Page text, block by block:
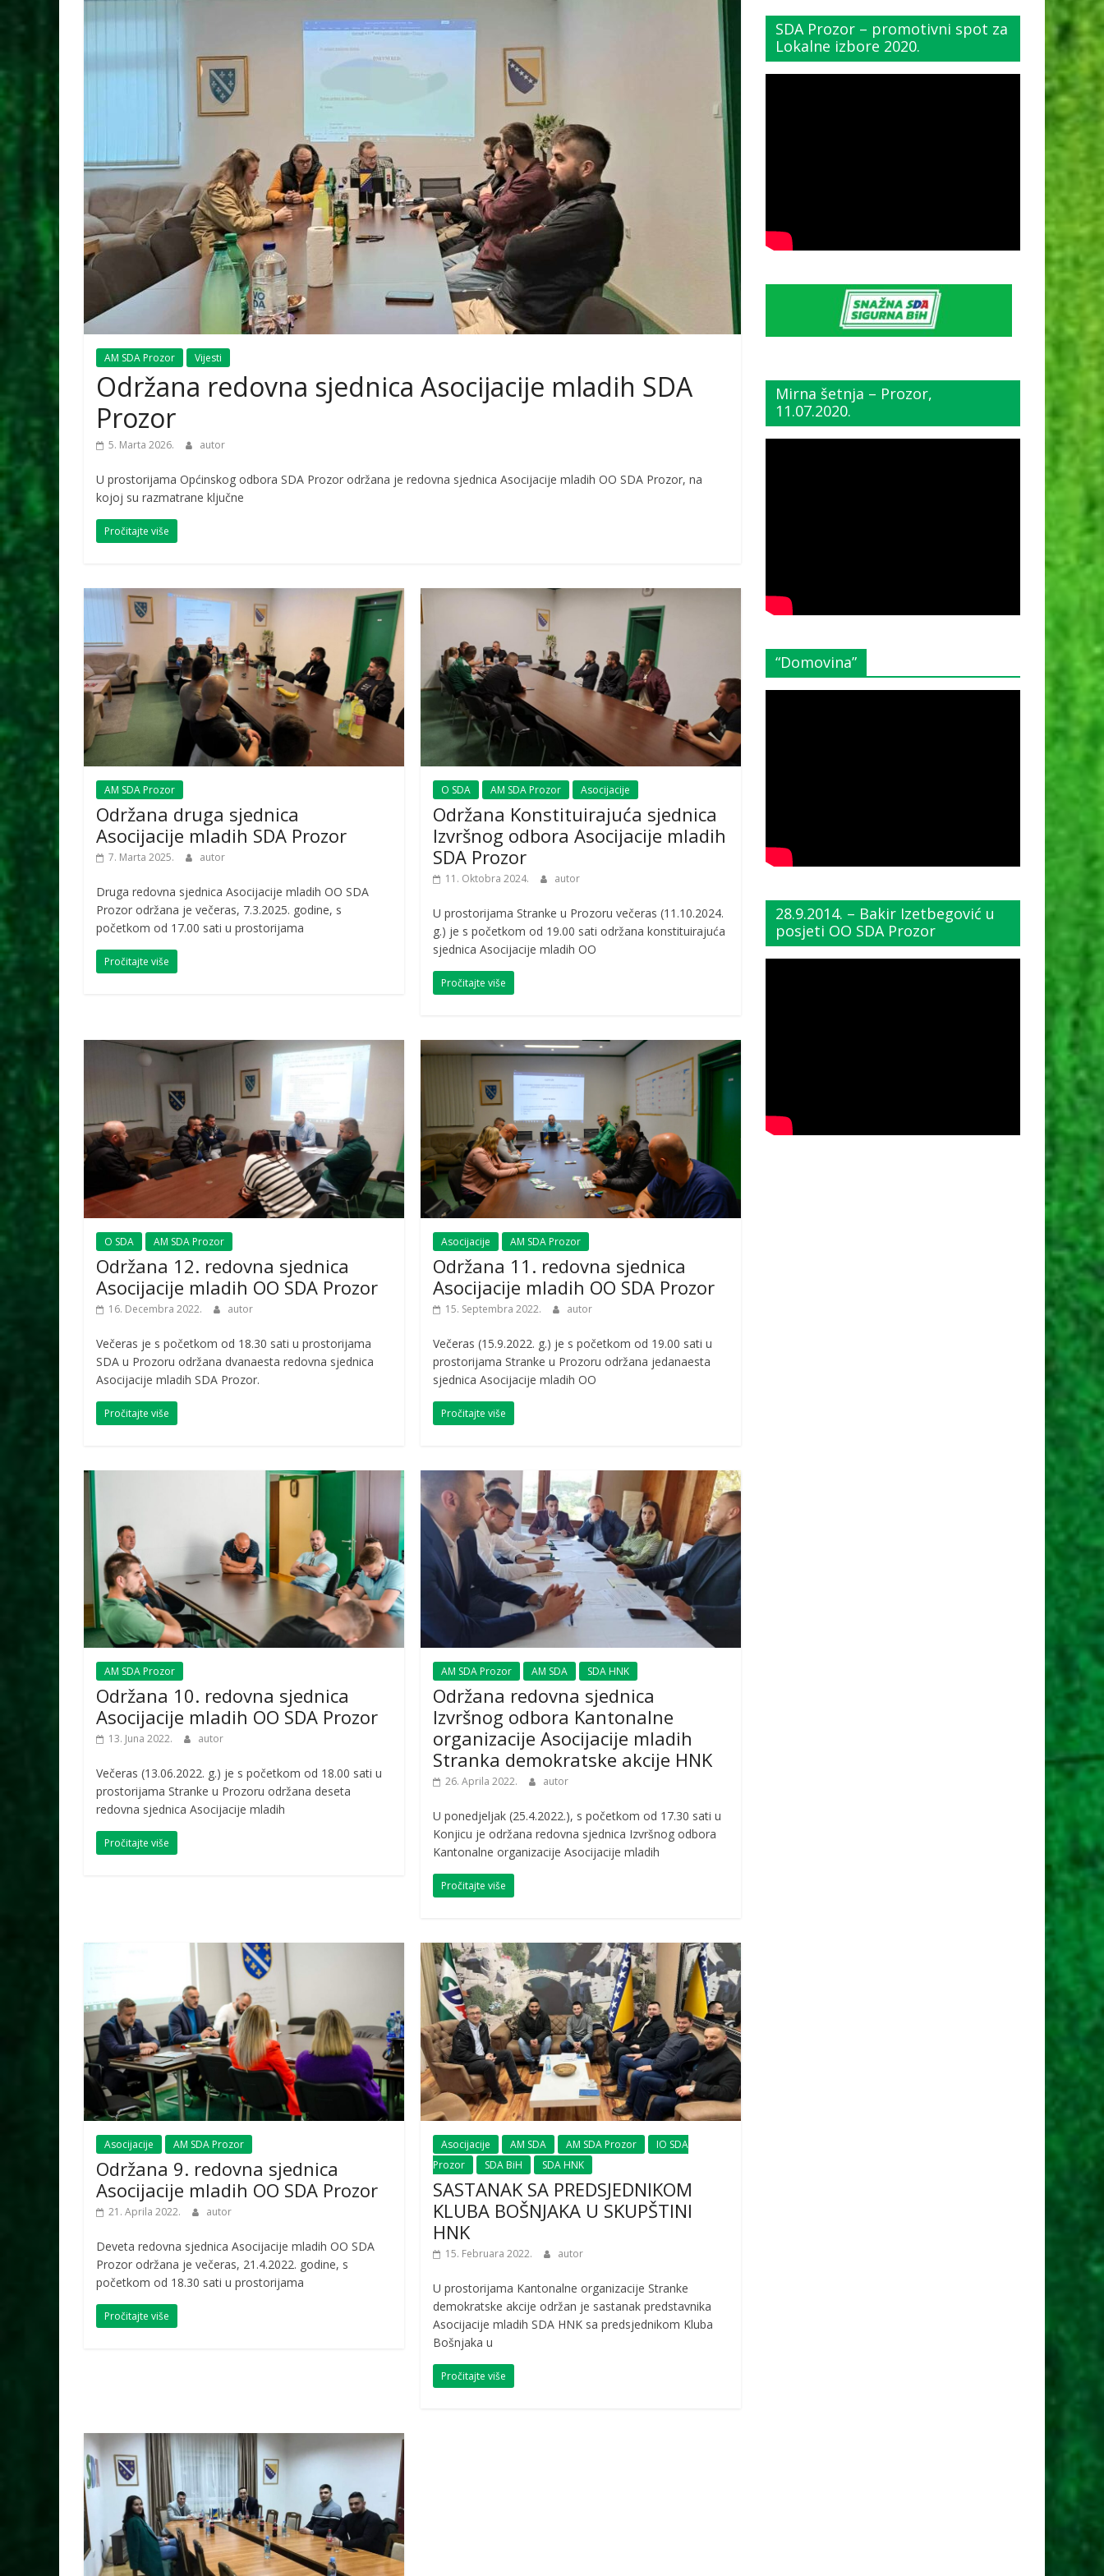
AM SDA Prozor Vijesti
Održana redovna sjednica Asocijacije mladih SDA
Prozor
5. Marta 2026. autor
U prostorijama Općinskog odbora SDA Prozor održana je redovna sjednica Asocijacije mladih OO SDA Prozor, na
kojoj su razmatrane ključne
Pročitajte više
AM SDA Prozor
Održana druga sjednica
Asocijacije mladih SDA Prozor
7. Marta 2025. autor
Druga redovna sjednica Asocijacije mladih OO SDA
Prozor održana je večeras, 7.3.2025. godine, s
početkom od 17.00 sati u prostorijama
Pročitajte više
O SDA AM SDA Prozor Asocijacije
Održana Konstituirajuća sjednica
Izvršnog odbora Asocijacije mladih
SDA Prozor
11. Oktobra 2024. autor
U prostorijama Stranke u Prozoru večeras (11.10.2024.
g.) je s početkom od 19.00 sati održana konstituirajuća
sjednica Asocijacije mladih OO
Pročitajte više
O SDA AM SDA Prozor
Održana 12. redovna sjednica
Asocijacije mladih OO SDA Prozor
16. Decembra 2022. autor
Večeras je s početkom od 18.30 sati u prostorijama
SDA u Prozoru održana dvanaesta redovna sjednica
Asocijacije mladih SDA Prozor.
Pročitajte više
Asocijacije AM SDA Prozor
Održana 11. redovna sjednica
Asocijacije mladih OO SDA Prozor
15. Septembra 2022. autor
Večeras (15.9.2022. g.) je s početkom od 19.00 sati u
prostorijama Stranke u Prozoru održana jedanaesta
sjednica Asocijacije mladih OO
Pročitajte više
AM SDA Prozor
Održana 10. redovna sjednica
Asocijacije mladih OO SDA Prozor
13. Juna 2022. autor
Večeras (13.06.2022. g.) je s početkom od 18.00 sati u
prostorijama Stranke u Prozoru održana deseta
redovna sjednica Asocijacije mladih
Pročitajte više
AM SDA Prozor AM SDA SDA HNK
Održana redovna sjednica
Izvršnog odbora Kantonalne
organizacije Asocijacije mladih
Stranka demokratske akcije HNK
26. Aprila 2022. autor
U ponedjeljak (25.4.2022.), s početkom od 17.30 sati u
Konjicu je održana redovna sjednica Izvršnog odbora
Kantonalne organizacije Asocijacije mladih
Pročitajte više
Asocijacije AM SDA Prozor
Održana 9. redovna sjednica
Asocijacije mladih OO SDA Prozor
21. Aprila 2022. autor
Deveta redovna sjednica Asocijacije mladih OO SDA
Prozor održana je večeras, 21.4.2022. godine, s
početkom od 18.30 sati u prostorijama
Pročitajte više
Asocijacije AM SDA AM SDA Prozor
IO SDA
Prozor
SDA BiH SDA HNK
SASTANAK SA PREDSJEDNIKOM
KLUBA BOŠNJAKA U SKUPŠTINI
HNK
15. Februara 2022. autor
U prostorijama Kantonalne organizacije Stranke
demokratske akcije održan je sastanak predstavnika
Asocijacije mladih SDA HNK sa predsjednikom Kluba
Bošnjaka u
Pročitajte više
SDA Prozor – promotivni spot za
Lokalne izbore 2020.
Mirna šetnja – Prozor,
11.07.2020.
“Domovina”
28.9.2014. – Bakir Izetbegović u
posjeti OO SDA Prozor